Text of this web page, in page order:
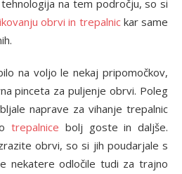
na tem področju, so si
obrvi in trepalnickar same
na voljo le nekaj pripomočkov,
pinceta za puljenje obrvi. Poleg
naprave za vihanje trepalnic
trepalnice bolj goste in daljše.
obrvi, so si jih poudarjale s
nekatere odločile tudi za trajno